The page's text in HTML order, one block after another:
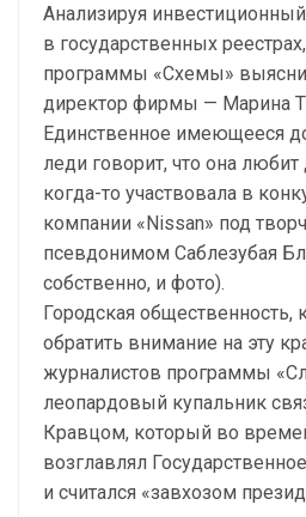
Анализируя
в государственных
программы «Схемы»
директор фирмы — Марина
Единственное имеющееся
леди говорит, что она любит
когда-то участвовала в
компании «Nissan» под
псевдонимом Саблезубая
собственно, и фото).
Городская общественность,
обратить внимание на эту
журналистов программы
леопардовый купальник
Кравцом, который во
возглавлял
и считался «завхозом